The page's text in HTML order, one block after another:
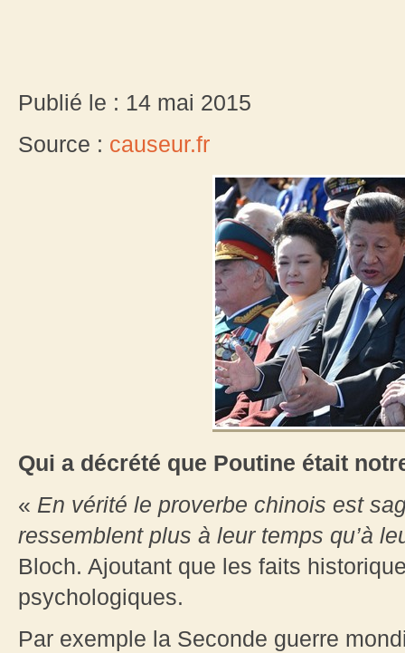
Publié le : 14 mai 2015
Source : causeur.fr
Qui a décrété que Poutine était
« En vérité le proverbe chinois est
ressemblent plus à leur temps qu’à
Bloch. Ajoutant que les faits
psychologiques.
Par exemple la Seconde guerre